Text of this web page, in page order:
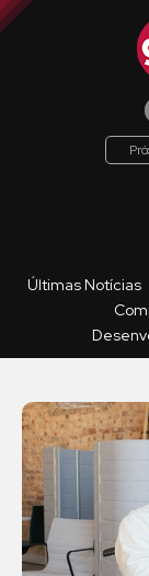
Últimas Notícias